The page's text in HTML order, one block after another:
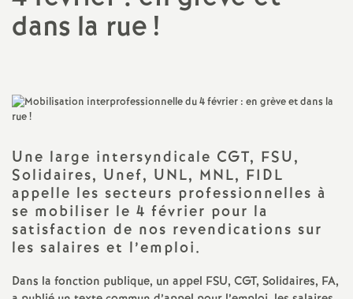
i
o
n
a
l
dans la rue!
Une large intersyndicale CGT, FSU,
Solidaires, Unef, UNL, MNL, FIDL
appelle les secteurs professionnelles à
se mobiliser le 4 février pour la
satisfaction de nos revendications sur
les salaires et l’emploi.
Dans la fonction publique, un appel FSU, CGT, Solidaires, FA,